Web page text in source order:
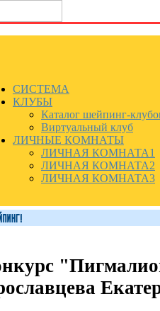
СИСТЕМА
КЛУБЫ
Каталог шейпинг-
Виртуальный клуб
ЛИЧНЫЕ КОМНАТЫ
ЛИЧНАЯ КОМНАТА1
ЛИЧНАЯ КОМНАТА2
ЛИЧНАЯ КОМНАТА3